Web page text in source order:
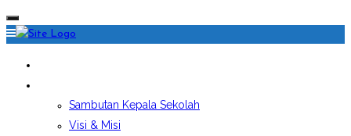
Sambutan Kepala Sekolah
Visi & Misi